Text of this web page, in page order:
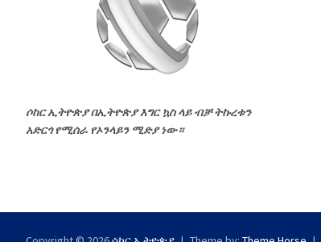
ሶከር ኢትዮጵያ በኢትዮጵያ እግር ኳስ ላይ ብቻ ትኩረቱን
አድርጎ የሚሰራ የኦንላይን ሚድያ ነው።